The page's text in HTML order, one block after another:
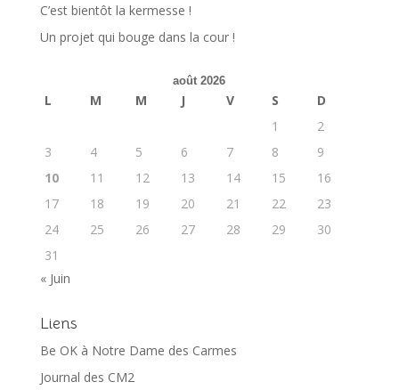
C’est bientôt la kermesse !
Un projet qui bouge dans la cour !
août 2026
L M M J V S
D
1
2
3
4 5 6 7 8
9
10
11 12 13 14 15
16
17
18 19 20 21 22
23
24
25 26 27 28 29
30
31
« Juin
Liens
Be OK à Notre Dame des Carmes
Journal des CM2